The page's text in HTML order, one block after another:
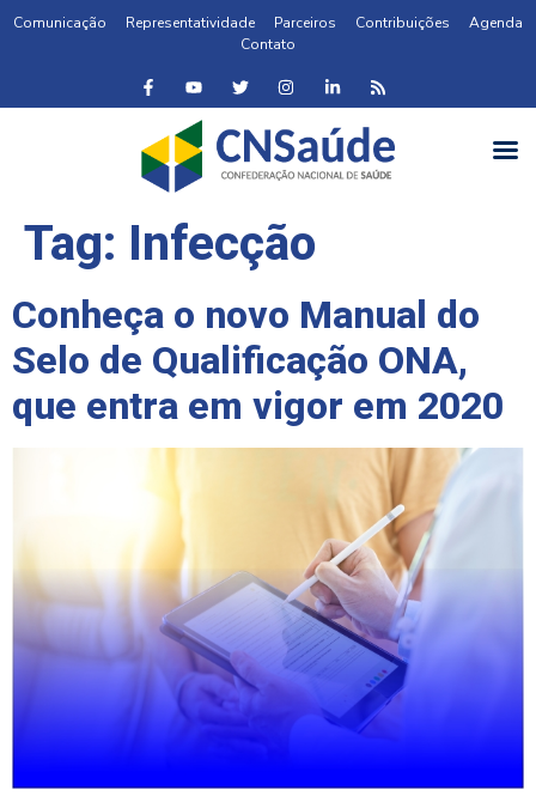
Comunicação Representatividade Parceiros Contribuições
Agenda
Contato
Tag: Infecção
Conheça o novo Manual do
Selo de Qualificação ONA,
que entra em vigor em 2020